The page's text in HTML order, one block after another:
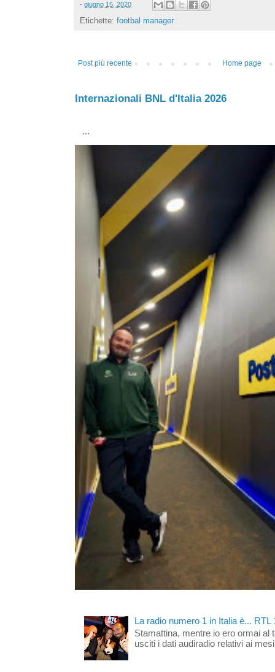
- giugno 15, 2020
Etichette: footbal manager
Post più recente Home page
Internazionali BNL d'Italia 2026
...
La radio numero 1 in Italia è... RTL
Stamattina, mentre io ero ormai al
usciti i dati audiradio relativi ai